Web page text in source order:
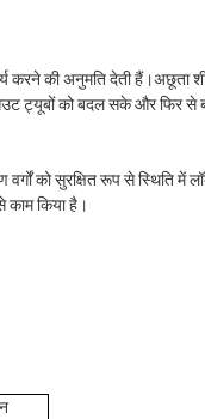
करने की अनुमति देती हैं।अछूता
ट्यूबों को बदल सके और फिर
को सुरक्षित रूप से स्थिति में
किया है।